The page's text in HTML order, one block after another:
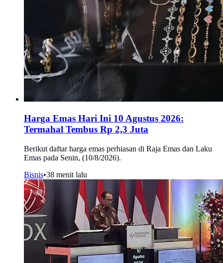
Harga Emas Hari Ini 10 Agustus 2026:
Termahal Tembus Rp 2,3 Juta
Berikut daftar harga emas perhiasan di Raja Emas dan Laku
Emas pada Senin, (10/8/2026).
Bisnis•38 menit lalu